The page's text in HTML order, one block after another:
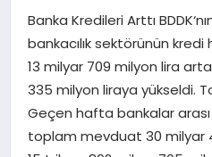
GÜNDEM
MAGAZIN
SAĞLIK
Banka Kredileri Arttı
bankacılık sektörünün
13 milyar 709 milyon lira
335 milyon liraya yükseldi.
Geçen hafta bankalar
toplam mevduat 30 milyar